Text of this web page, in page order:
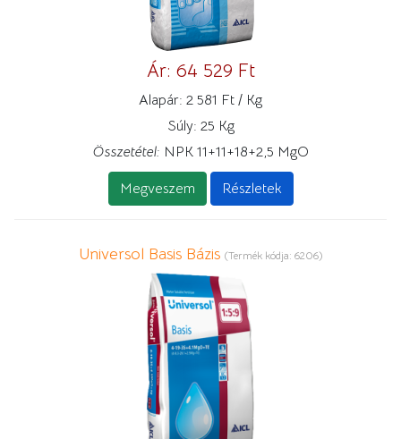
Ár: 64 529 Ft
Alapár: 2 581 Ft / Kg
Súly: 25 Kg
Összetétel: NPK 11+11+18+2,5 MgO
Megveszem Részletek
Universol Basis Bázis (Termék kódja: 6206)